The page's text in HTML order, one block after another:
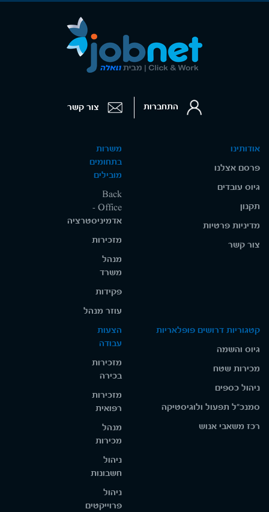
אודותינו
פרסם אצלנו
גיוס עובדים
תקנון
מדיניות פרטיות
צור קשר
משרות
בתחומים
מובילים
Back
Office -
אדמיניסטרציה
מזכירות
מנהל
משרד
פקידות
עוזר מנהל
קטגוריות דרושים פופלאריות
גיוס והשמה
מכירות שטח
ניהול כספים
סמנכ"ל תפעול ולוגיסטיקה
רכז משאבי אנוש
הצעות
עבודה
מזכירות
בכירה
מזכירות
רפואית
מנהל
מכירות
ניהול
חשבונות
ניהול
פרוייקטים